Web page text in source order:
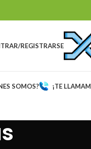
REGISTRARSE
SOMOS? ¡TE